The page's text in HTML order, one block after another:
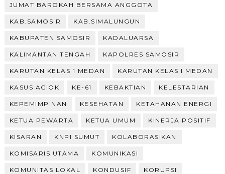
JUMAT BAROKAH BERSAMA ANGGOTA
KAB.SAMOSIR KAB.SIMALUNGUN
KABUPATEN SAMOSIR KADALUARSA
KALIMANTAN TENGAH KAPOLRES SAMOSIR
KARUTAN KELAS 1 MEDAN KARUTAN KELAS I MEDAN
KASUS ACIOK KE-61 KEBAKTIAN KELESTARIAN
KEPEMIMPINAN KESEHATAN KETAHANAN ENERGI
KETUA PEWARTA KETUA UMUM KINERJA POSITIF
KISARAN KNPI SUMUT KOLABORASIKAN
KOMISARIS UTAMA KOMUNIKASI
KOMUNITAS LOKAL KONDUSIF KORUPSI